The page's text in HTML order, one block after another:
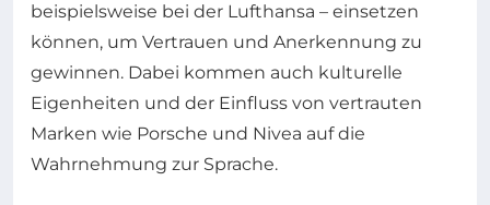
beispielsweise bei der Lufthansa – einsetzen
können, um Vertrauen und Anerkennung zu
gewinnen. Dabei kommen auch kulturelle
Eigenheiten und der Einfluss von vertrauten
Marken wie Porsche und Nivea auf die
Wahrnehmung zur Sprache.